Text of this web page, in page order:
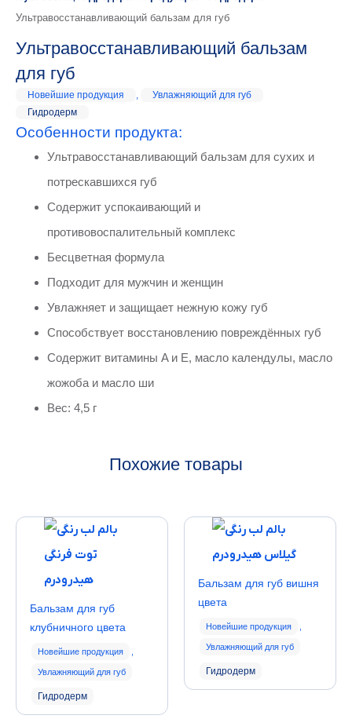
Ультравосстанавливающий бальзам для губ
Ультравосстанавливающий бальзам
для губ
Новейшие продукция
Увлажняющий для губ
Гидродерм
Особенности продукта:
Ультравосстанавливающий бальзам для сухих и
потрескавшихся губ
Содержит успокаивающий и
противовоспалительный комплекс
Бесцветная формула
Подходит для мужчин и женщин
Увлажняет и защищает нежную кожу губ
Способствует восстановлению повреждённых губ
Содержит витамины A и E, масло календулы, масло
жожоба и масло ши
Вес: 4,5 г
Похожие товары
Бальзам для губ
клубничного цвета
Новейшие продукция
Увлажняющий для губ
Гидродерм
Бальзам для губ вишня
цвета
Новейшие продукция
Увлажняющий для губ
Гидродерм